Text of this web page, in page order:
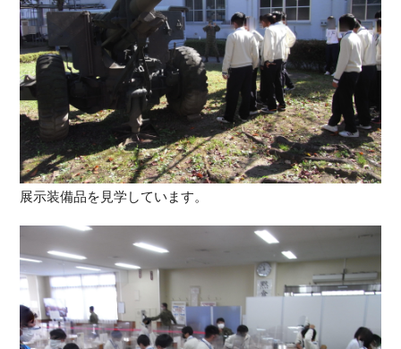
展示装備品を見学しています。